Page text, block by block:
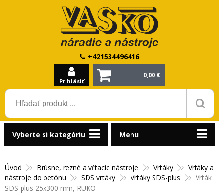
+421534496416
Prihlásiť
0,00 €
Úvod Brúsne, rezné a vŕtacie nástroje Vrtáky
Vrtáky a
nástroje do betónu
SDS vrtáky Vrtáky SDS-plus
Vrták
SDS-plus 25x300 mm, RUKO
Vyberte si kategóriu Menu